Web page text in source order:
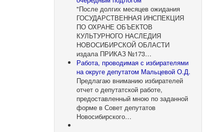
"После долгих месяцев ожидания
ГОСУДАРСТВЕННАЯ ИНСПЕКЦИЯ
ПО ОХРАНЕ ОБЪЕКТОВ
КУЛЬТУРНОГО НАСЛЕДИЯ
НОВОСИБИРСКОЙ ОБЛАСТИ
издала ПРИКАЗ №173…
Работа, проводимая с избирателями
на округе депутатом Мальцевой О.Д.
Предлагаю вниманию избирателей
отчет о депутатской работе,
предоставленный мною по заданной
форме в Совет депутатов
Новосибирского…